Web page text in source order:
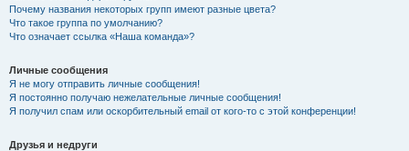
Почему названия некоторых групп имеют разные цвета?
Что такое группа по умолчанию?
Что означает ссылка «Наша команда»?
Личные сообщения
Я не могу отправить личные сообщения!
Я постоянно получаю нежелательные личные сообщения!
Я получил спам или оскорбительный email от кого-то с этой конференции!
Друзья и недруги